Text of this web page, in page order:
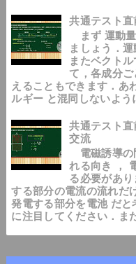
共通テスト直
まず 運動量
ましょう．
またベクト
て，各成分
えることもできます．あ
ルギー と混同しないよ
共通テスト直
交流
電磁誘導の
れる向き ，
る必要があ
する部分の電流の流れだ
発電する部分を電池 だ
に注目してください．ま